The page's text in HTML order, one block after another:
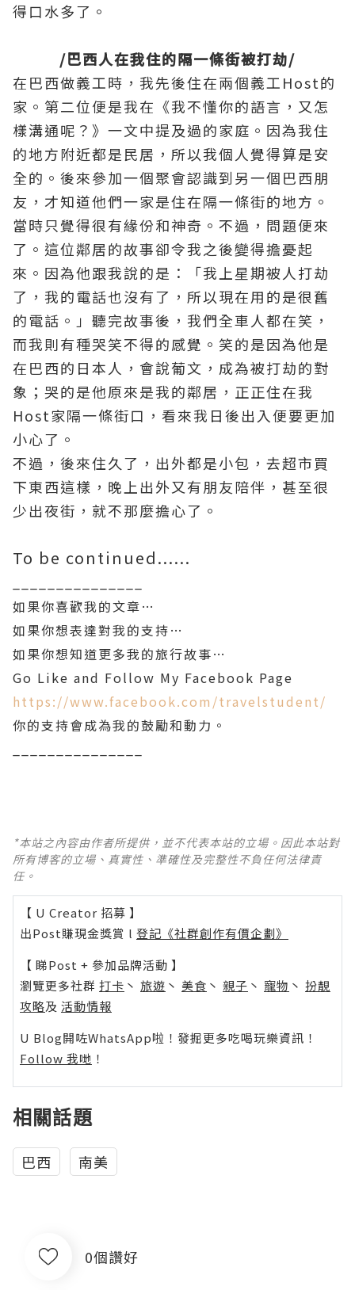
得口水多了。
/巴西人在我住的隔一條街被打劫/
在巴西做義工時，我先後住在兩個義工Host的
家。第二位便是我在《我不懂你的語言，又怎
樣溝通呢？》一文中提及過的家庭。因為我住
的地方附近都是民居，所以我個人覺得算是安
全的。後來參加一個聚會認識到另一個巴西朋
友，才知道他們一家是住在隔一條街的地方。
當時只覺得很有緣份和神奇。不過，問題便來
了。這位鄰居的故事卻令我之後變得擔憂起
來。因為他跟我說的是：「我上星期被人打劫
了，我的電話也沒有了，所以現在用的是很舊
的電話。」聽完故事後，我們全車人都在笑，
而我則有種哭笑不得的感覺。笑的是因為他是
在巴西的日本人，會說葡文，成為被打劫的對
象；哭的是他原來是我的鄰居，正正住在我
Host家隔一條街口，看來我日後出入便要更加
小心了。
不過，後來住久了，出外都是小包，去超市買
下東西這樣，晚上出外又有朋友陪伴，甚至很
少出夜街，就不那麼擔心了。
To be continued......
如果你喜歡我的文章…
如果你想表達對我的支持…
如果你想知道更多我的旅行故事…
Go Like and Follow My Facebook Page
https://www.facebook.com/travelstudent/
你的支持會成為我的鼓勵和動力。
*本站之內容由作者所提供，並不代表本站的立場。因此本站對
所有博客的立場、真實性、準確性及完整性不負任何法律責
任。
【 U Creator 招募 】
出Post賺現金獎賞 l 登記《社群創作有價企劃》
【 睇Post + 參加品牌活動 】
瀏覽更多社群 打卡 丶 旅遊 丶 美食 丶 親子 丶 寵物 丶 扮靚
攻略及 活動情報
U Blog開咗WhatsApp啦！發掘更多吃喝玩樂資訊！
Follow 我哋 ！
相關話題
巴西 南美
0個讚好